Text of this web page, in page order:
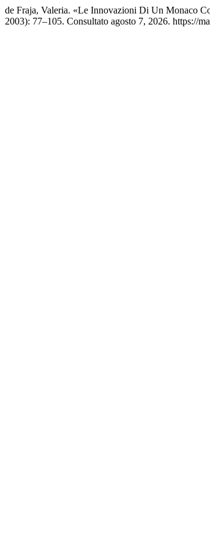
de Fraja, Valeria. «Le Innovazioni Di Un Monaco
2003): 77–105. Consultato agosto 7, 2026. https://